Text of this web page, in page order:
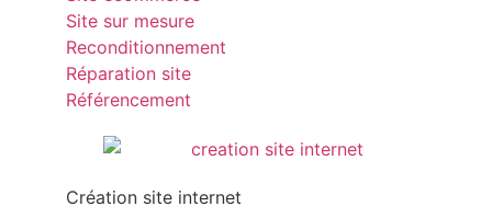
Site sur mesure
Reconditionnement
Réparation site
Référencement
Création site internet